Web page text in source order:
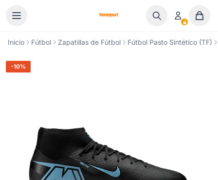
Inicio Fútbol Zapatillas de Fútbol Fútbol Pasto Sintético (TF)
-10%